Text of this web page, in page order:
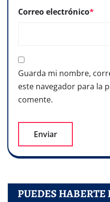
Correo electrónico*
Guarda mi nombre,
este navegador para la
comente.
PUEDES HABERTE